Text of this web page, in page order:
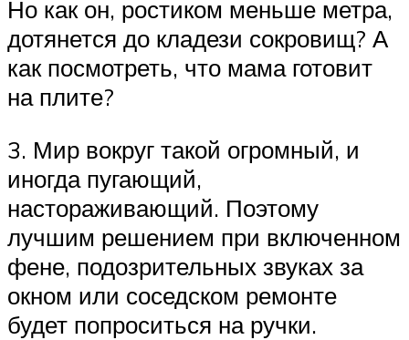
Но как он, ростиком меньше метра,
дотянется до кладези сокровищ? А
как посмотреть, что мама готовит
на плите?
3. Мир вокруг такой огромный, и
иногда пугающий,
настораживающий. Поэтому
лучшим решением при включенном
фене, подозрительных звуках за
окном или соседском ремонте
будет попроситься на ручки.